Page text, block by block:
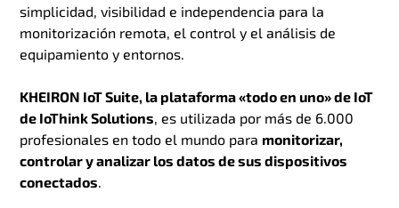
simplicidad, visibilidad e independencia para la
monitorización remota, el control y el análisis de
equipamiento y entornos.
KHEIRON IoT Suite, la plataforma «todo en uno» de IoT
de IoThink Solutions, es utilizada por más de 6.000
profesionales en todo el mundo para monitorizar,
controlar y analizar los datos de sus dispositivos
conectados.